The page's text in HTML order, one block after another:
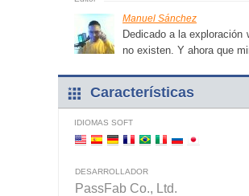
Manuel Sánchez
Dedicado a la
no existen. Y ahora que
Características
IDIOMAS SOFT
DESARROLLADOR
PassFab Co., Ltd.